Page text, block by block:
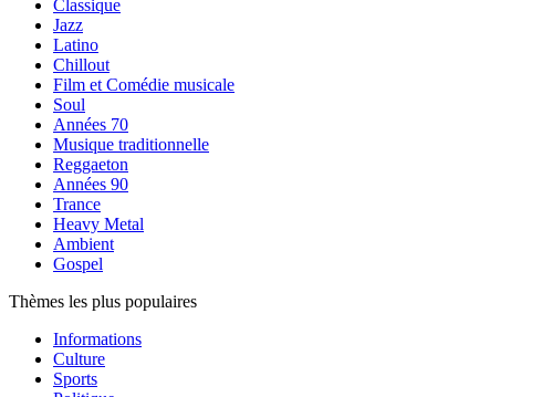
Classique
Jazz
Latino
Chillout
Film et Comédie musicale
Soul
Années 70
Musique traditionnelle
Reggaeton
Années 90
Trance
Heavy Metal
Ambient
Gospel
Thèmes les plus populaires
Informations
Culture
Sports